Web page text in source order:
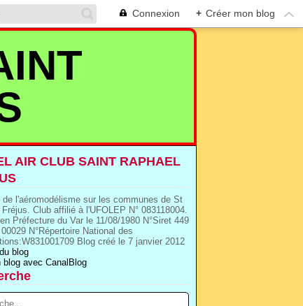
Connexion + Créer mon blog
AIR CLUB SAINT RAPHAEL
de l'aéromodélisme sur les communes de St
Fréjus. Club affilié à l'UFOLEP N° 083118004.
Préfecture du Var le 11/08/1980 N°Siret 449
N°Répertoire National des
Blog créé le 7 janvier 2012
blog
blog avec CanalBlog